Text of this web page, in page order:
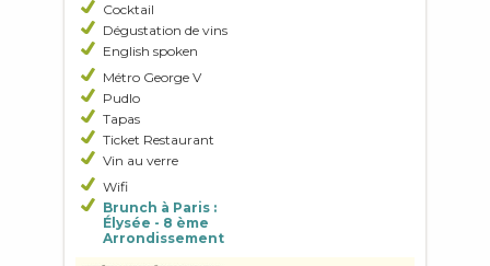
Cocktail
Dégustation de vins
English spoken
Métro George V
Pudlo
Tapas
Ticket Restaurant
Vin au verre
Wifi
Brunch à Paris :
Élysée - 8 ème
Arrondissement